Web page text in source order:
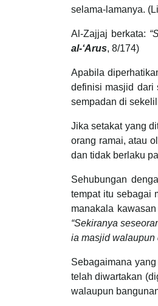
selama-lamanya.
Al-Zajjaj berkata:
al-‘Arus, 8/174)
Apabila
definisi masjid dari
sempadan di
Jika setakat yang
orang ramai, atau
dan tidak berlaku
Sehubungan
tempat itu sebagai
manakala
“Sekiranya
ia masjid walaupun
Sebagaimana
telah diwartakan
walaupun